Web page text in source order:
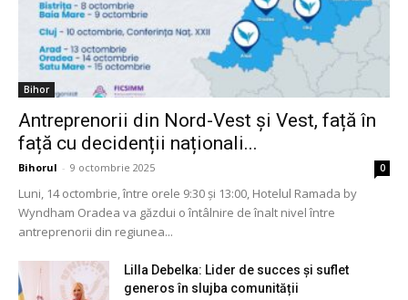
Bihor
Antreprenorii din Nord-Vest și Vest, față în
față cu decidenții naționali...
Bihorul - 9 octombrie 2025 0
Luni, 14 octombrie, între orele 9:30 și 13:00, Hotelul Ramada by
Wyndham Oradea va găzdui o întâlnire de înalt nivel între
antreprenorii din regiunea...
Lilla Debelka: Lider de succes și suflet
generos în slujba comunității